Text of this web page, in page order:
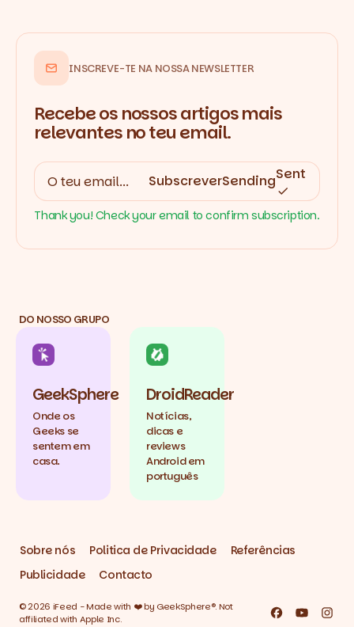
INSCREVE-TE NA NOSSA NEWSLETTER
Recebe os nossos artigos mais
relevantes no teu email.
SubscreverSendingSent
Thank you! Check your email to confirm subscription.
DO NOSSO GRUPO
GeekSphere
Onde os
Geeks se
sentem em
casa.
DroidReader
Notícias,
dicas e
reviews
Android em
português
Sobre nós Politica de Privacidade
Referências
Publicidade
Contacto
© 2026 iFeed - Made with ❤️ by GeekSphere®. Not
affiliated with Apple Inc.
Facebook
YouTube